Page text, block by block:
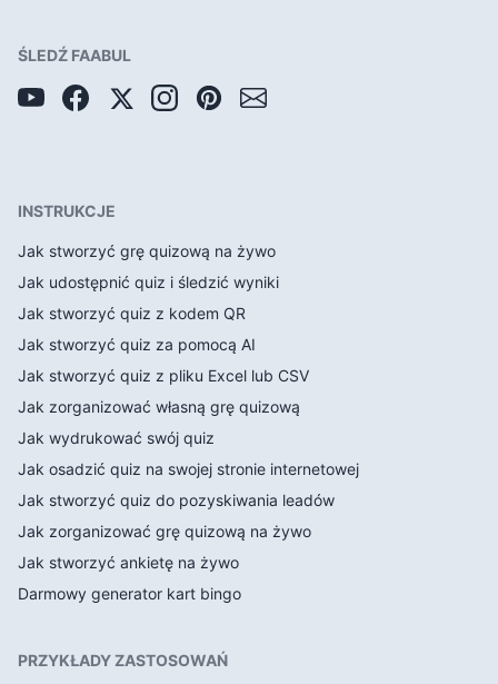
ŚLEDŹ FAABUL
INSTRUKCJE
Jak stworzyć grę quizową na żywo
Jak udostępnić quiz i śledzić wyniki
Jak stworzyć quiz z kodem QR
Jak stworzyć quiz za pomocą AI
Jak stworzyć quiz z pliku Excel lub CSV
Jak zorganizować własną grę quizową
Jak wydrukować swój quiz
Jak osadzić quiz na swojej stronie internetowej
Jak stworzyć quiz do pozyskiwania leadów
Jak zorganizować grę quizową na żywo
Jak stworzyć ankietę na żywo
Darmowy generator kart bingo
PRZYKŁADY ZASTOSOWAŃ